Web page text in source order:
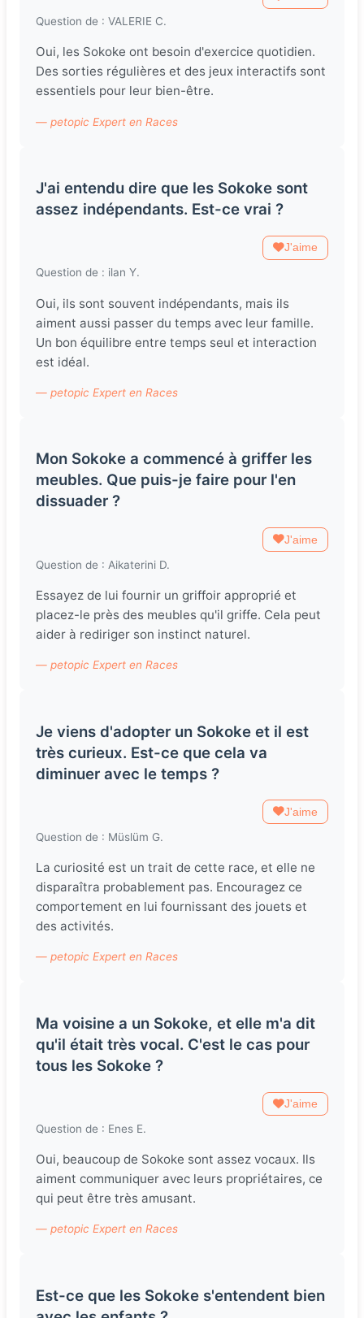
Question de : VALERIE C.
Oui, les Sokoke ont besoin d'exercice quotidien.
Des sorties régulières et des jeux interactifs sont
essentiels pour leur bien-être.
— petopic Expert en Races
J'ai entendu dire que les Sokoke sont
assez indépendants. Est-ce vrai ?
J'aime
Question de : ilan Y.
Oui, ils sont souvent indépendants, mais ils
aiment aussi passer du temps avec leur famille.
Un bon équilibre entre temps seul et interaction
est idéal.
— petopic Expert en Races
Mon Sokoke a commencé à griffer les
meubles. Que puis-je faire pour l'en
dissuader ?
J'aime
Question de : Aikaterini D.
Essayez de lui fournir un griffoir approprié et
placez-le près des meubles qu'il griffe. Cela peut
aider à rediriger son instinct naturel.
— petopic Expert en Races
Je viens d'adopter un Sokoke et il est
très curieux. Est-ce que cela va
diminuer avec le temps ?
J'aime
Question de : Müslüm G.
La curiosité est un trait de cette race, et elle ne
disparaîtra probablement pas. Encouragez ce
comportement en lui fournissant des jouets et
des activités.
— petopic Expert en Races
Ma voisine a un Sokoke, et elle m'a dit
qu'il était très vocal. C'est le cas pour
tous les Sokoke ?
J'aime
Question de : Enes E.
Oui, beaucoup de Sokoke sont assez vocaux. Ils
aiment communiquer avec leurs propriétaires, ce
qui peut être très amusant.
— petopic Expert en Races
Est-ce que les Sokoke s'entendent bien